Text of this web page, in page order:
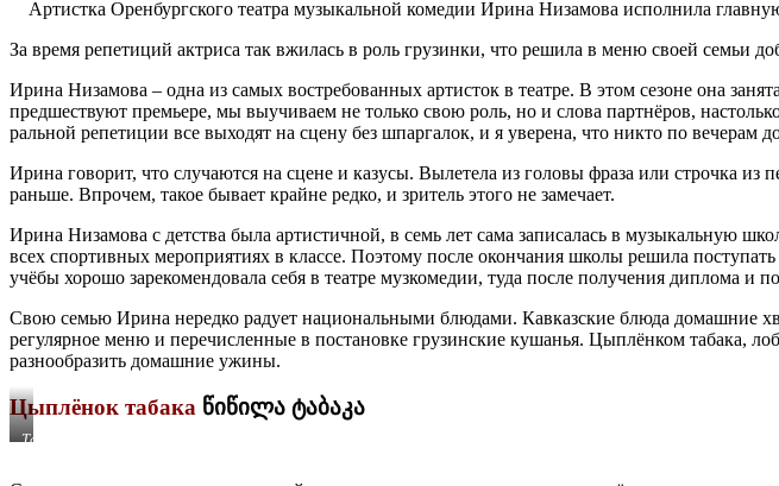
Артистка Оренбургского театра му­зыкальной комедии Ирина Низамова исполнила
За время репетиций актриса так вжилась в роль грузинки, что решила в меню своей семьи
Ирина Низамова – одна из самых вос­требованных артисток в театре. В этом сезоне она
предшеству­ют премьере, мы выучиваем не только свою роль, но и слова партнёров,
ральной репетиции все выходят на сцену без шпаргалок, и я уверена, что никто по вечерам
Ирина говорит, что случаются на сцене и казусы. Вылетела из головы фраза или строчка
раньше. Впрочем, такое бывает крайне редко, и зритель этого не замечает.
Ирина Низамова с детства была ар­тистичной, в семь лет сама записалась в музыкальную
всех спор­тивных мероприятиях в классе. Поэтому после окончания школы решила
учёбы хорошо зарекомендовала себя в театре музкомедии, туда после полу­чения диплома и
Свою семью Ирина нередко радует националь­ными блюдами. Кавказские блюда домаш­ние
регулярное меню и пере­численные в постановке грузинские ку­шанья. Цыплёнком табака,
разнообразить домашние ужины.
Цыплёнок табака წიწილა ტაბაკა
Табака